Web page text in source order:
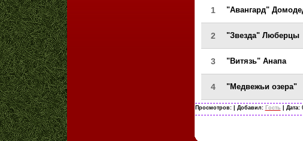
1 "Авангард"
2 "Звезда" Люберцы
3 "Витязь" Анапа
4 "Медвежьи озера"
Просмотров: | Добавил: Гость | Дата: